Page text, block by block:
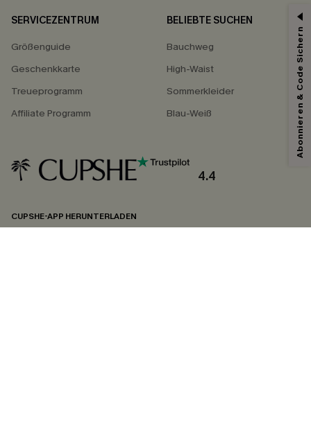
SERVICEZENTRUM
Größenguide
Geschenkkarte
Treueprogramm
Affiliate Programm
BELIEBTE SUCHEN
Bauchweg
High-Waist
Sommerkleider
Blau-Weiß
4.4
CUPSHE-APP HERUNTERLADEN
15% ERHALTEN
15% ohne MBW für E-Mail-Abonnenten.
*Ein Code pro Bestellung. Jeder Code ist einmal gültig.
undDatenschutzbestimmungen. Sie können sich jederzeit abmelden.
Abonnieren & Code Sichern